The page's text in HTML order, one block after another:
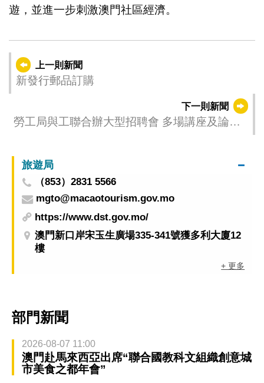
遊，並進一步刺激澳門社區經濟。
上一則新聞
新發行郵品訂購
下一則新聞
勞工局與工聯合辦大型招聘會 多場講座及論壇
旅遊局
（853）2831 5566
mgto@macaotourism.gov.mo
https://www.dst.gov.mo/
澳門新口岸宋玉生廣場335-341號獲多利大廈12
樓
+ 更多
部門新聞
2026-08-07 11:00
澳門赴馬來西亞出席“聯合國教科文組織創意城
市美食之都年會”